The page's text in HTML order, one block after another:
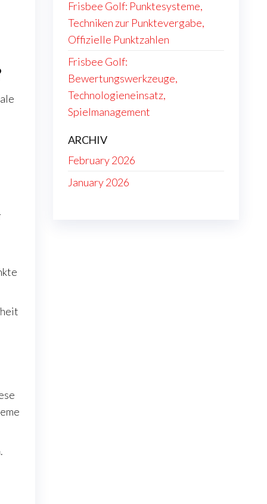
Frisbee Golf: Punktesysteme,
Techniken zur Punktevergabe,
Offizielle Punktzahlen
Frisbee Golf:
Bewertungswerkzeuge,
Technologieneinsatz,
Spielmanagement
ARCHIV
February 2026
January 2026